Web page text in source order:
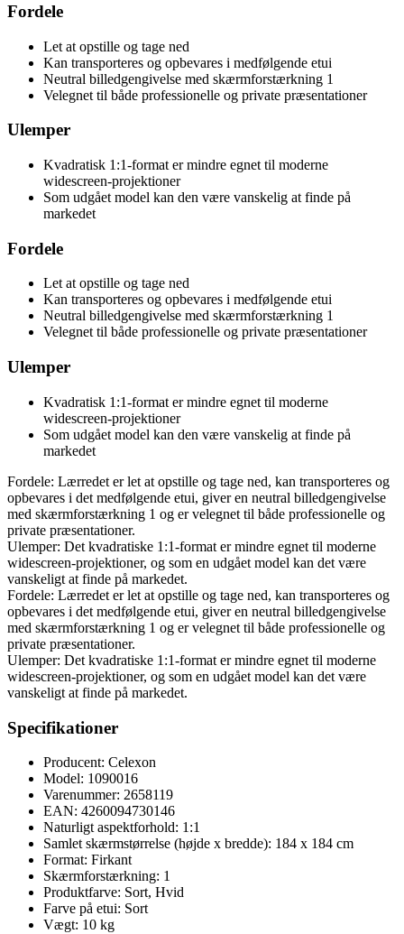
Fordele
Let at opstille og tage ned
Kan transporteres og opbevares i medfølgende etui
Neutral billedgengivelse med skærmforstærkning 1
Velegnet til både professionelle og private præsentationer
Ulemper
Kvadratisk 1:1-format er mindre egnet til moderne
widescreen-projektioner
Som udgået model kan den være vanskelig at finde på
markedet
Fordele
Let at opstille og tage ned
Kan transporteres og opbevares i medfølgende etui
Neutral billedgengivelse med skærmforstærkning 1
Velegnet til både professionelle og private præsentationer
Ulemper
Kvadratisk 1:1-format er mindre egnet til moderne
widescreen-projektioner
Som udgået model kan den være vanskelig at finde på
markedet
Fordele: Lærredet er let at opstille og tage ned, kan transporteres og
opbevares i det medfølgende etui, giver en neutral billedgengivelse
med skærmforstærkning 1 og er velegnet til både professionelle og
private præsentationer.
Ulemper: Det kvadratiske 1:1-format er mindre egnet til moderne
widescreen-projektioner, og som en udgået model kan det være
vanskeligt at finde på markedet.
Fordele: Lærredet er let at opstille og tage ned, kan transporteres og
opbevares i det medfølgende etui, giver en neutral billedgengivelse
med skærmforstærkning 1 og er velegnet til både professionelle og
private præsentationer.
Ulemper: Det kvadratiske 1:1-format er mindre egnet til moderne
widescreen-projektioner, og som en udgået model kan det være
vanskeligt at finde på markedet.
Specifikationer
Producent: Celexon
Model: 1090016
Varenummer: 2658119
EAN: 4260094730146
Naturligt aspektforhold: 1:1
Samlet skærmstørrelse (højde x bredde): 184 x 184 cm
Format: Firkant
Skærmforstærkning: 1
Produktfarve: Sort, Hvid
Farve på etui: Sort
Vægt: 10 kg